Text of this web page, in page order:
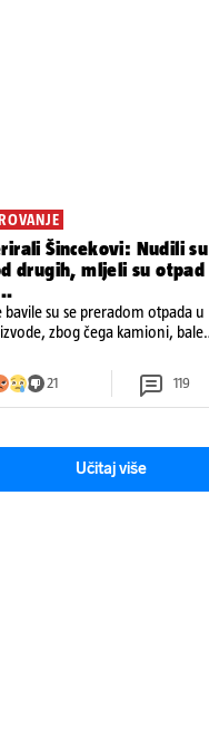
Šincekovi: Nudili su
drugih, mljeli su otpad
bavile su se preradom otpada u
zbog čega kamioni, bale
21 119
Učitaj više